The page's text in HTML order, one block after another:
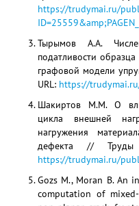
https://trudymai.ru/
Тырымов А.А.
податливости
графовой модели
URL: https://
Шакиртов М.М. О
цикла внешней
нагружения
дефекта //
https://trudymai.ru/
Gozs M., Moran B. An
computation of